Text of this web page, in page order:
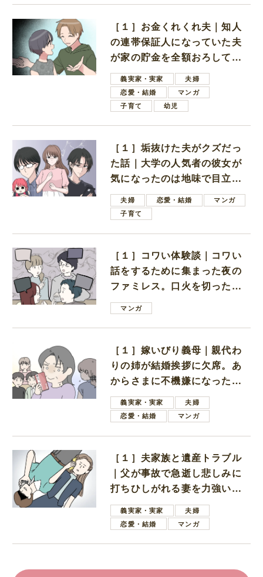
［１］お金くれくれ夫｜知人
の連帯保証人になっていた夫
が家の貯金を全額おろしてほ
しいと言ってきた
義実家・実家
夫婦
恋愛・結婚
マンガ
子育て
幼児
［１］垢抜けた夫がクズだっ
た話｜大学の人気者の彼女が
気になったのは地味で目立た
ない男子学生
夫婦 恋愛・結婚
マンガ
子育て
［１］コワい体験談｜コワい
話をするために集まった夜の
ファミレス。口火を切ったの
は電車好きの男の子ママ
マンガ
［１］嫁いびり義母｜親代わ
りの姉が結婚挨拶に欠席。あ
からさまに不機嫌になった義
母義実家・実家
夫婦
恋愛・結婚
マンガ
［１］夫家族と遺産トラブル
｜父が事故で急逝し悲しみに
打ちひしがれる妻を力強い言
葉で励ます夫
義実家・実家
夫婦
恋愛・結婚
マンガ